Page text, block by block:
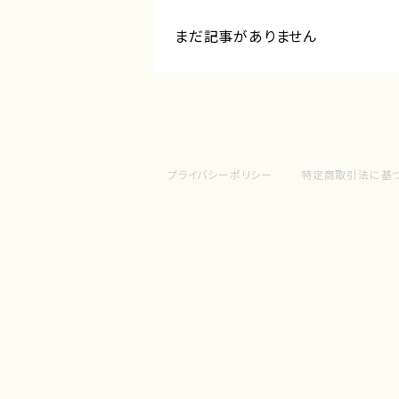
まだ記事がありません
プライバシーポリシー 特定商取引法に基